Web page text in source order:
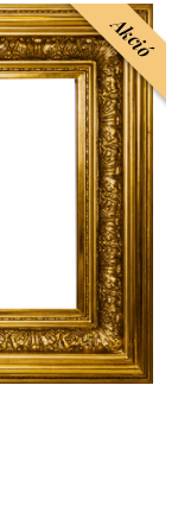
Akció